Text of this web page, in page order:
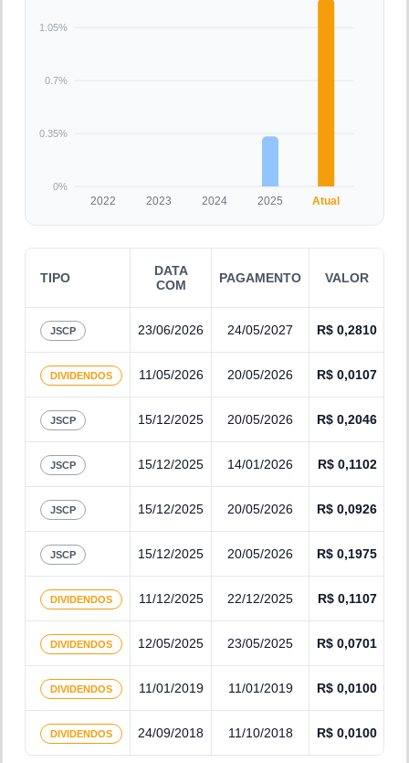
2022 2023 2024 2025 Atual
0%
0.35%
0.7%
1.05%
TIPO
DATA
COM
PAGAMENTO VALOR
JSCP 23/06/2026 24/05/2027 R$ 0,2810
DIVIDENDOS 11/05/2026 20/05/2026 R$ 0,0107
JSCP 15/12/2025 20/05/2026 R$ 0,2046
JSCP 15/12/2025 14/01/2026 R$ 0,1102
JSCP 15/12/2025 20/05/2026 R$ 0,0926
JSCP 15/12/2025 20/05/2026 R$ 0,1975
DIVIDENDOS 11/12/2025 22/12/2025 R$ 0,1107
DIVIDENDOS 12/05/2025 23/05/2025 R$ 0,0701
DIVIDENDOS 11/01/2019 11/01/2019 R$ 0,0100
DIVIDENDOS 24/09/2018 11/10/2018 R$ 0,0100